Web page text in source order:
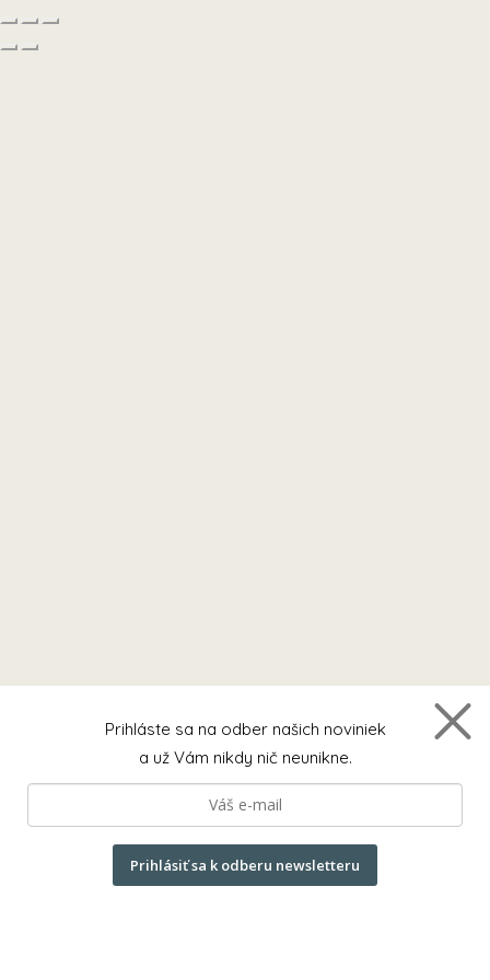
Prihláste sa na odber našich noviniek
a už Vám nikdy nič neunikne.
Prihlásiť sa k odberu newsletteru